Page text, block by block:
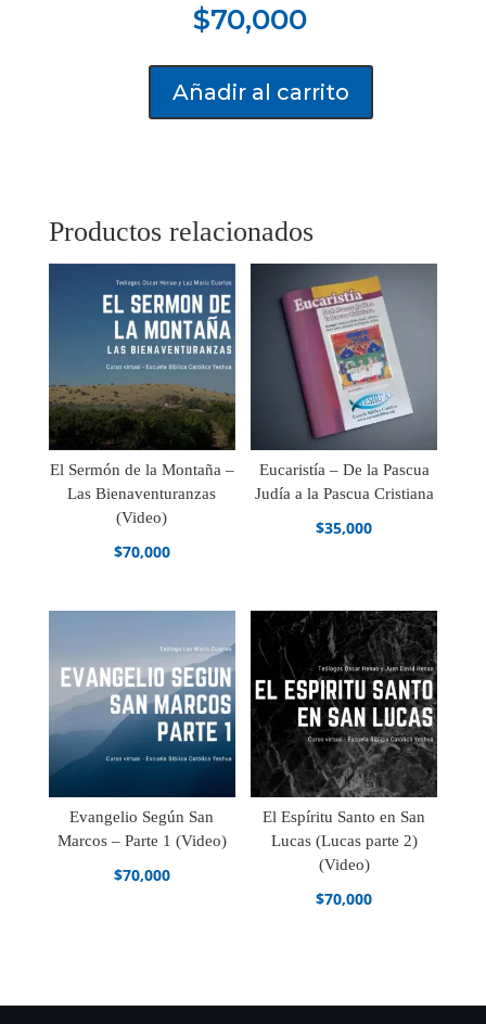
$70,000
Apocalipsis
Añadir al carrito
Productos relacionados
El Sermón de la Montaña –
Las Bienaventuranzas
(Video)
$70,000
Eucaristía – De la Pascua
Judía a la Pascua Cristiana
$35,000
Evangelio Según San
Marcos – Parte 1 (Video)
$70,000
El Espíritu Santo en San
Lucas (Lucas parte 2)
(Video)
$70,000